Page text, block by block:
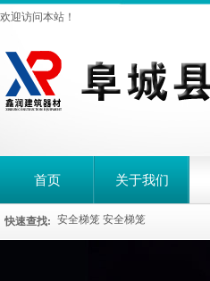
欢迎访问本站！
首页 关于我们
快速查找: 安全梯笼 安全梯笼